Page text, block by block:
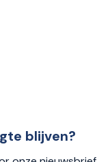
blijven?